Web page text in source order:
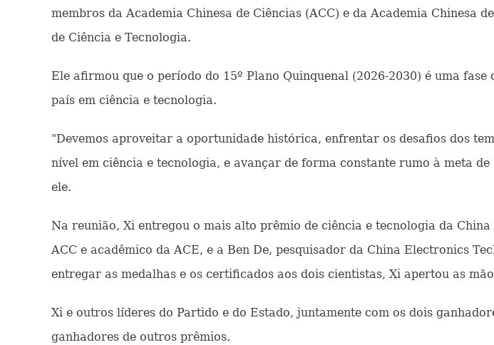
membros da Academia Chinesa de Ciências (ACC) e da Academia Chinesa
de Ciência e Tecnologia.
Ele afirmou que o período do 15º Plano Quinquenal (2026-2030) é uma
país em ciência e tecnologia.
"Devemos aproveitar a oportunidade histórica, enfrentar os desafios dos
nível em ciência e tecnologia, e avançar de forma constante rumo à meta
ele.
Na reunião, Xi entregou o mais alto prêmio de ciência e tecnologia da
ACC e acadêmico da ACE, e a Ben De, pesquisador da China Electronics
entregar as medalhas e os certificados aos dois cientistas, Xi apertou as
Xi e outros líderes do Partido e do Estado, juntamente com os dois
ganhadores de outros prêmios.